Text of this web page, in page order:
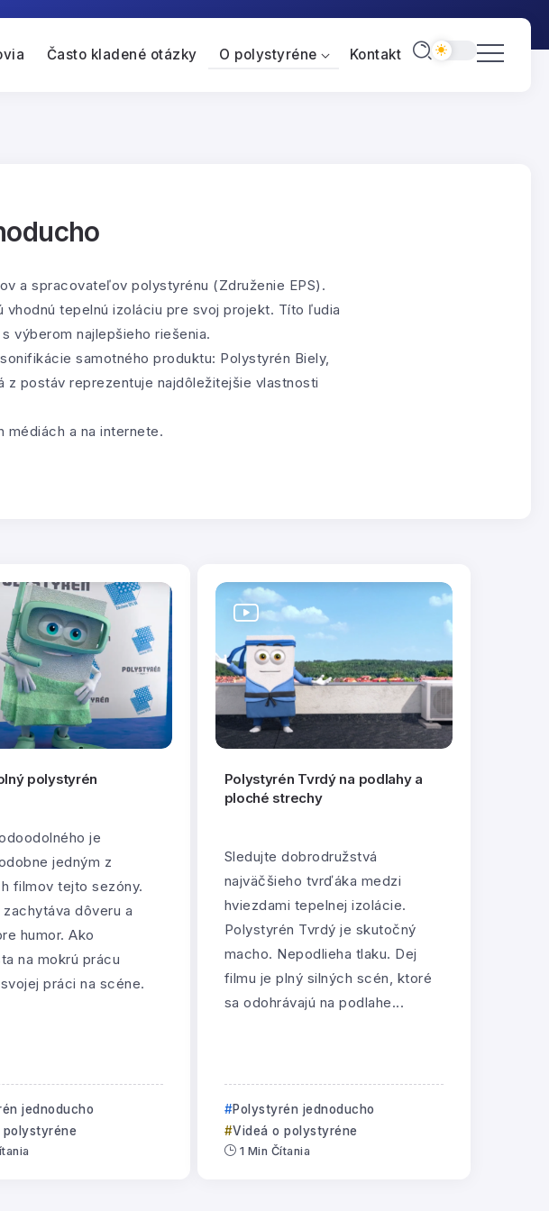
Často kladené otázky O polystyréne Kontakt
a spracovateľov polystyrénu (Združenie EPS).
tepelnú izoláciu pre svoj projekt. Títo ľudia
výberom najlepšieho riešenia.
samotného produktu: Polystyrén Biely,
z postáv reprezentuje najdôležitejšie vlastnosti
a na internete.
polystyrén
je
jedným z
filmov tejto sezóny.
zachytáva dôveru a
humor. Ako
na mokrú prácu
práci na scéne.
jednoducho
polystyréne
Polystyrén Tvrdý na podlahy a
ploché strechy
Sledujte dobrodružstvá
najväčšieho tvrďáka medzi
hviezdami tepelnej izolácie.
Polystyrén Tvrdý je skutočný
macho. Nepodlieha tlaku. Dej
filmu je plný silných scén, ktoré
sa odohrávajú na podlahe...
Polystyrén jednoducho
Videá o polystyréne
1 Min Čítania